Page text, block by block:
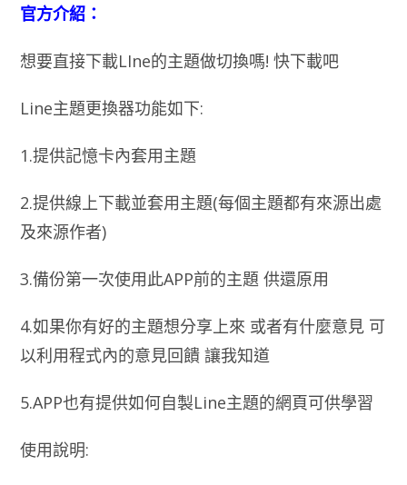
官方介紹：
想要直接下載LIne的主題做切換嗎! 快下載吧
Line主題更換器功能如下:
1.提供記憶卡內套用主題
2.提供線上下載並套用主題(每個主題都有來源出處
及來源作者)
3.備份第一次使用此APP前的主題 供還原用
4.如果你有好的主題想分享上來 或者有什麼意見 可
以利用程式內的意見回饋 讓我知道
5.APP也有提供如何自製Line主題的網頁可供學習
使用說明: